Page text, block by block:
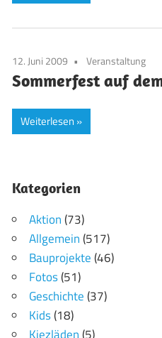
12. Juni 2009 Veranstaltung
Sommerfest auf
Weiterlesen
Kategorien
Aktion(73)
Allgemein(517)
Bauprojekte(46)
Fotos(51)
Geschichte(37)
Kids(18)
Kiezläden(5)